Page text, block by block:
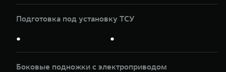
Подготовка под установку ТСУ
● ●
Боковые подножки с электроприводом